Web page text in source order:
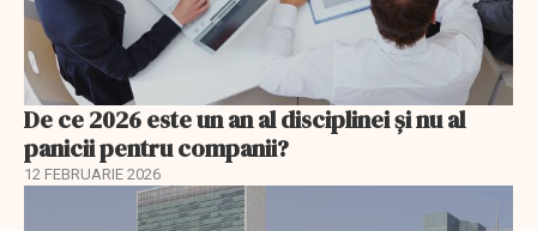
De ce 2026 este un an al disciplinei și nu al
panicii pentru companii?
12 FEBRUARIE 2026